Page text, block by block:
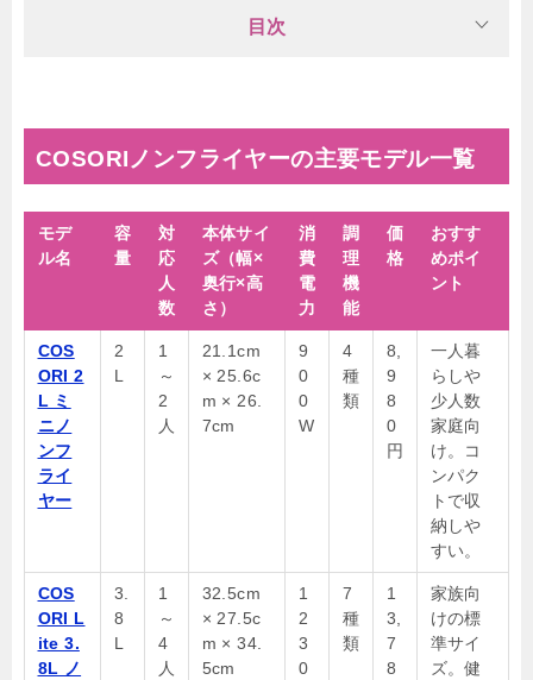
目次
COSORIノンフライヤーの主要モデル一覧
モデ
ル名
容
量
対
応
人
数
本体サイ
ズ（幅×
奥行×高
さ）
消
費
電
力
調
理
機
能
価
格
おすす
めポイ
ント
COS
ORI 2
L ミ
ニノ
ンフ
ライ
ヤー
2
L
1
～
2
人
21.1cm
× 25.6c
m × 26.
7cm
9
0
0
W
4
種
類
8,
9
8
0
円
一人暮
らしや
少人数
家庭向
け。コ
ンパク
トで収
納しや
すい。
COS
ORI L
ite 3.
8L ノ
3.
8
L
1
～
4
人
32.5cm
× 27.5c
m × 34.
5cm
1
2
3
0
7
種
類
1
3,
7
8
家族向
けの標
準サイ
ズ。健